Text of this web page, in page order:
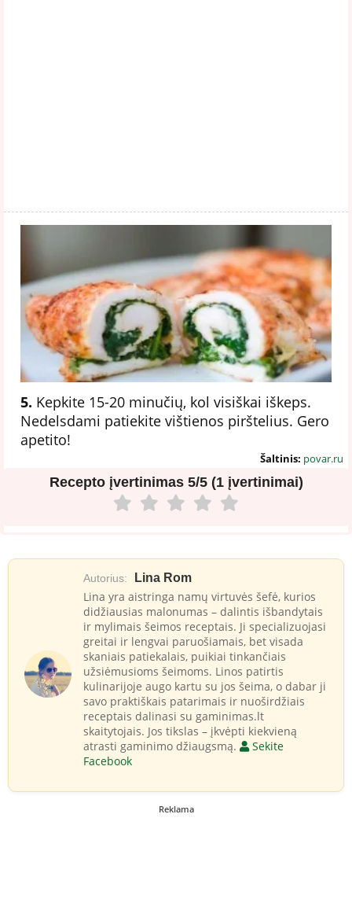
5. Kepkite 15-20 minučių, kol visiškai iškeps.
Nedelsdami patiekite vištienos pirštelius. Gero
apetito!
Šaltinis: povar.ru
Recepto įvertinimas 5/5 (1 įvertinimai)
Autorius: Lina Rom
Lina yra aistringa namų virtuvės šefė, kurios
didžiausias malonumas – dalintis išbandytais
ir mylimais šeimos receptais. Ji specializuojasi
greitai ir lengvai paruošiamais, bet visada
skaniais patiekalais, puikiai tinkančiais
užsiėmusioms šeimoms. Linos patirtis
kulinarijoje augo kartu su jos šeima, o dabar ji
savo praktiškais patarimais ir nuoširdžiais
receptais dalinasi su gaminimas.lt
skaitytojais. Jos tikslas – įkvėpti kiekvieną
atrasti gaminimo džiaugsmą.
Sekite
Facebook
Reklama